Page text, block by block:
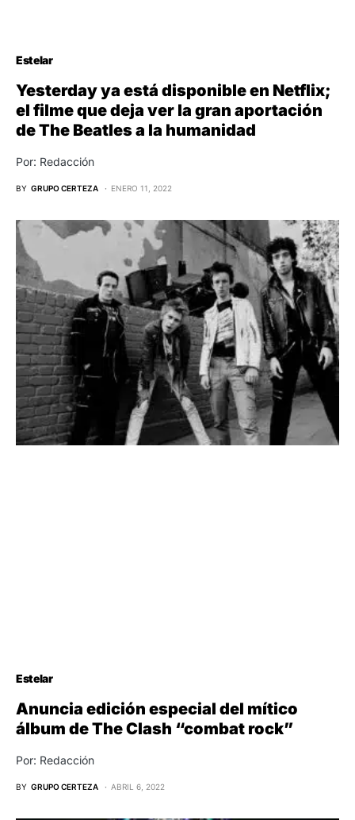
Estelar
Yesterday ya está disponible en Netflix;
el filme que deja ver la gran aportación
de The Beatles a la humanidad
Por: Redacción
BY GRUPO CERTEZA ENERO 11, 2022
Estelar
Anuncia edición especial del mítico
álbum de The Clash “combat rock”
Por: Redacción
BY GRUPO CERTEZA ABRIL 6, 2022